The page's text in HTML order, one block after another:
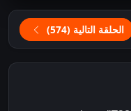
الحلقة التالية (574)